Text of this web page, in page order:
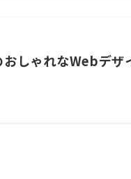
しゃれなWebデザ